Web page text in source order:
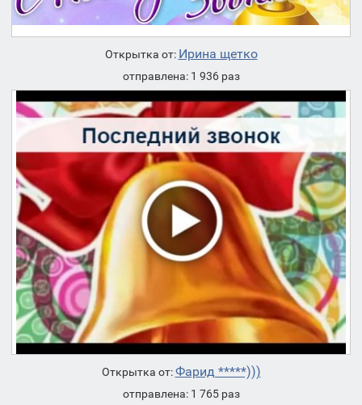
Открытка от: Ирина щетко
отправлена: 1 936 раз
Открытка от:Фарид *****)))
отправлена: 1 765 раз